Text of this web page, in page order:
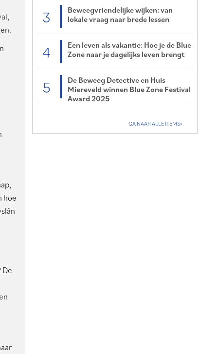
hoe
De
3
Beweegvriendelijke wijken: van
lokale vraag naar brede lessen
4
Een leven als vakantie: Hoe je de Blue
Zone naar je dagelijks leven brengt
5
De Beweeg Detective en Huis
Miereveld winnen Blue Zone Festival
Award 2025
GA NAAR ALLE ITEMS